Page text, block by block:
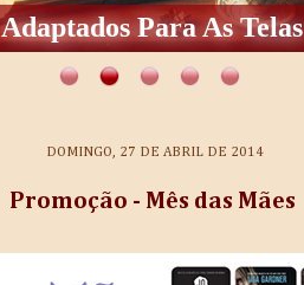
Adaptados Para As Telas
DOMINGO, 27 DE ABRIL DE 2014
Promoção - Mês das Mães